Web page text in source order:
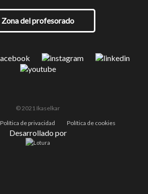
Zona del profesorado
Política de privacidad Política de cookies
© 2021 Ikaselkar
Desarrollado por